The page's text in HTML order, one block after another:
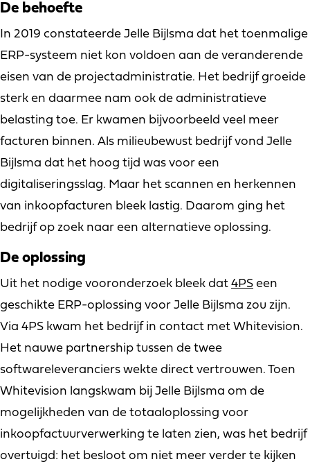
De behoefte
In 2019 constateerde Jelle Bijlsma dat het toenmalige
ERP-systeem niet kon voldoen aan de veranderende
eisen van de projectadministratie. Het bedrijf groeide
sterk en daarmee nam ook de administratieve
belasting toe. Er kwamen bijvoorbeeld veel meer
facturen binnen. Als milieubewust bedrijf vond Jelle
Bijlsma dat het hoog tijd was voor een
digitaliseringsslag. Maar het scannen en herkennen
van inkoopfacturen bleek lastig. Daarom ging het
bedrijf op zoek naar een alternatieve oplossing.
De oplossing
Uit het nodige vooronderzoek bleek dat 4PS een
geschikte ERP-oplossing voor Jelle Bijlsma zou zijn.
Via 4PS kwam het bedrijf in contact met Whitevision.
Het nauwe partnership tussen de twee
softwareleveranciers wekte direct vertrouwen. Toen
Whitevision langskwam bij Jelle Bijlsma om de
mogelijkheden van de totaaloplossing voor
inkoopfactuurverwerking te laten zien, was het bedrijf
overtuigd: het besloot om niet meer verder te kijken